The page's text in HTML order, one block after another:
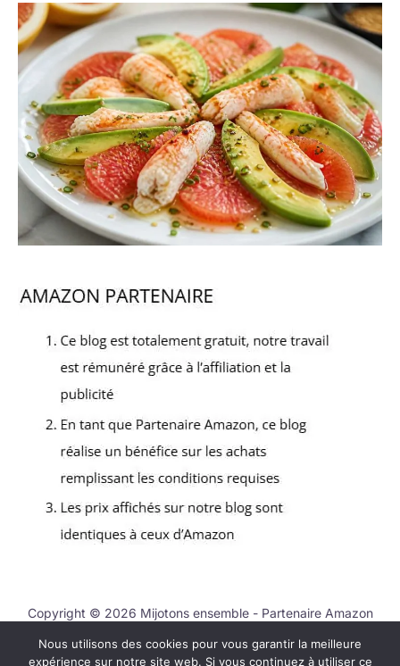
Copyright © 2026 Mijotons ensemble - Partenaire Amazon
Nous contacter
Nous utilisons des cookies pour vous garantir la meilleure
expérience sur notre site web. Si vous continuez à utiliser ce